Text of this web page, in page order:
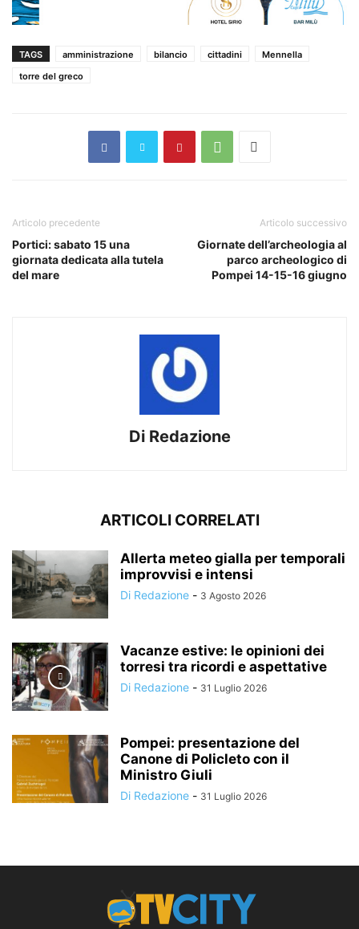
TAGS amministrazione bilancio cittadini
Mennella
torre del greco
Articolo precedente
Portici: sabato 15 una
giornata dedicata alla tutela
del mare
Articolo successivo
Giornate dell’archeologia al
parco archeologico di
Pompei 14-15-16 giugno
Di Redazione
ARTICOLI CORRELATI
Allerta meteo gialla per temporali
improvvisi e intensi
Di Redazione - 3 Agosto 2026
Vacanze estive: le opinioni dei
torresi tra ricordi e aspettative
Di Redazione - 31 Luglio 2026
Pompei: presentazione del
Canone di Policleto con il
Ministro Giuli
Di Redazione - 31 Luglio 2026